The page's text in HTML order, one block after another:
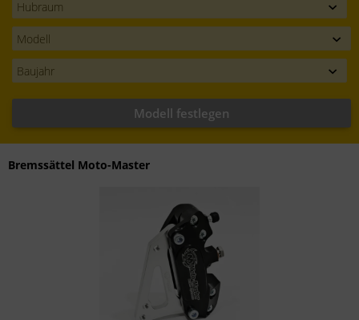
Modell festlegen
Bremssättel Moto-Master